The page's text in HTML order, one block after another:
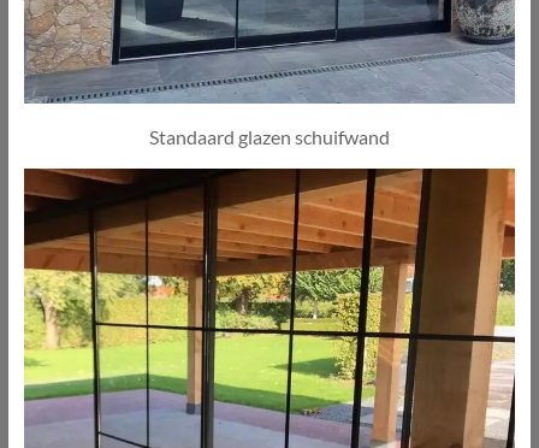
Standaard glazen schuifwand